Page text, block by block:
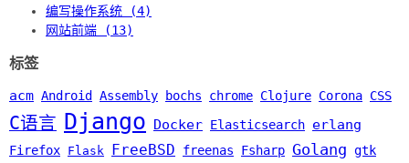
编写操作系统 (4)
网站前端 (13)
标签
acm Android Assembly bochs chrome Clojure Corona CSS
C语言 Django Docker Elasticsearch erlang
Firefox Flask FreeBSD freenas Fsharp Golang gtk